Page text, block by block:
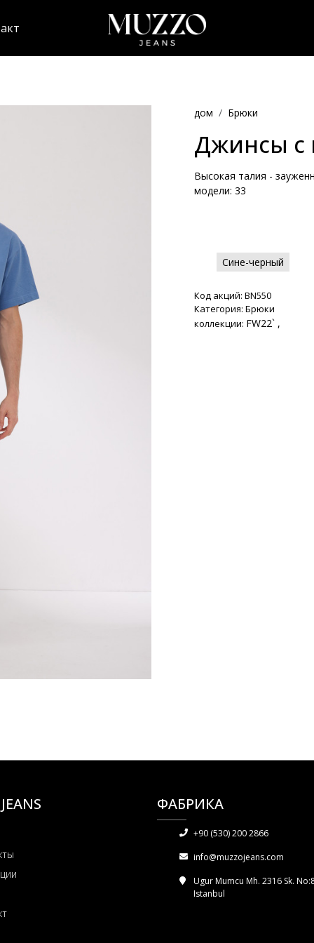
дом Брюки
Джинсы с
Высокая талия -
модели: 33
Сине-черный
Код акций: BN550
Категория: Брюки
коллекции: FW22` ,
ФАБРИКА
+90 (530) 200 2866
info@muzzojeans.com
Ugur Mumcu Mh. 2316 Sk.
Istanbul